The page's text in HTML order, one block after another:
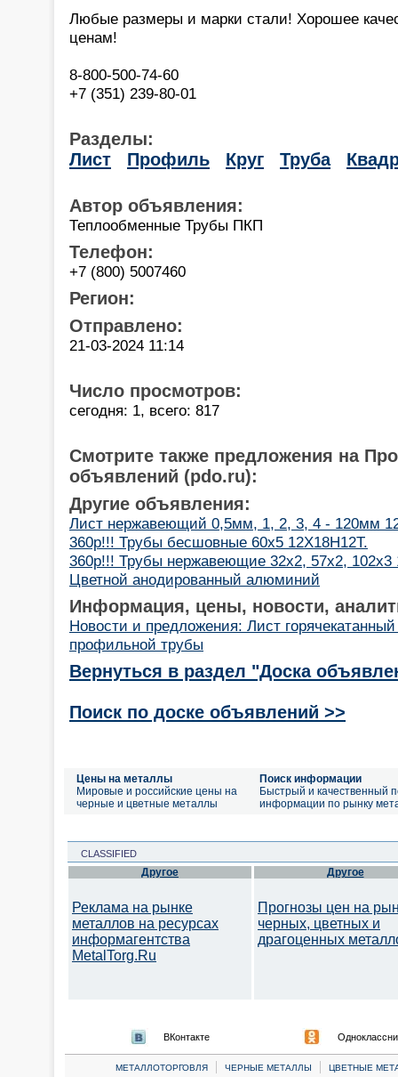
Любые размеры и марки стали! Хорошее
ценам!
8-800-500-74-60
+7 (351) 239-80-01
Разделы:
Лист
Профиль Круг Труба
Автор объявления:
Теплообменные Трубы ПКП
Телефон:
+7 (800) 5007460
Регион:
Отправлено:
21-03-2024 11:14
Число просмотров:
сегодня: 1, всего: 817
Смотрите также предложения на
объявлений (pdo.ru):
Другие объявления:
Лист нержавеющий 0,5мм, 1, 2, 3, 4 - 120мм
360р!!! Трубы бесшовные 60х5 12Х18Н12Т.
360р!!! Трубы нержавеющие 32х2, 57х2, 102х3
Цветной анодированный алюминий
Информация, цены, новости,
Новости и предложения: Лист горячекатанный
профильной трубы
Вернуться в раздел "Доска
Поиск по доске объявлений >>
Цены на металлы
Мировые и российские цены на
черные и цветные металлы
Поиск информации
Быстрый и качественный
информации по рынку
CLASSIFIED
Другое
Реклама на рынке
металлов на ресурсах
информагентства
MetalTorg.Ru
Другое
Прогнозы цен на
черных, цветных и
драгоценных
ВКонтакте
МЕТАЛЛОТОРГОВЛЯ | ЧЕРНЫЕ МЕТАЛЛЫ | ЦВЕТНЫЕ